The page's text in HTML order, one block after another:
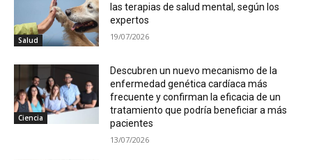
Salud
las terapias de salud mental, según los
expertos
19/07/2026
Ciencia
Descubren un nuevo mecanismo de la
enfermedad genética cardíaca más
frecuente y confirman la eficacia de un
tratamiento que podría beneficiar a más
pacientes
13/07/2026